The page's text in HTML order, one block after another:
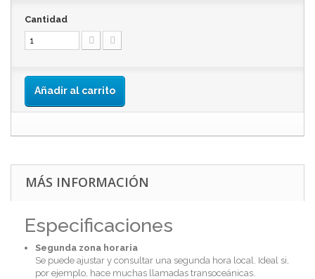
Cantidad
Añadir al carrito
MÁS INFORMACIÓN
Especificaciones
Segunda zona horaria
Se puede ajustar y consultar una segunda hora local. Ideal si,
por ejemplo, hace muchas llamadas transoceánicas.